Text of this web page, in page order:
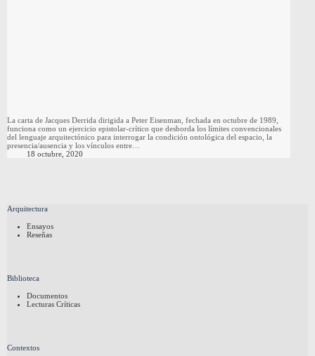
La carta de Jacques Derrida dirigida a Peter Eisenman, fechada en octubre de 1989,
funciona como un ejercicio epistolar-crítico que desborda los límites convencionales
del lenguaje arquitectónico para interrogar la condición ontológica del espacio, la
presencia/ausencia y los vínculos entre…
18 octubre, 2020
Arquitectura
Ensayos
Reseñas
Biblioteca
Documentos
Lecturas Críticas
Contextos